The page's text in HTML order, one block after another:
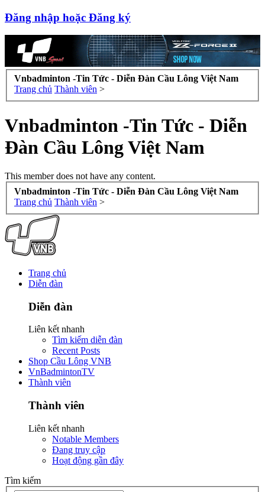
Đăng nhập hoặc Đăng ký
Vnbadminton -Tin Tức - Diễn Đàn Cầu Lông Việt Nam
Trang chủ Thành viên >
Vnbadminton -Tin Tức - Diễn
Đàn Cầu Lông Việt Nam
This member does not have any content.
Vnbadminton -Tin Tức - Diễn Đàn Cầu Lông Việt Nam
Trang chủ Thành viên >
Trang chủ
Diễn đàn
Diễn đàn
Liên kết nhanh
Tìm kiếm diễn đàn
Recent Posts
Shop Cầu Lông VNB
VnBadmintonTV
Thành viên
Thành viên
Liên kết nhanh
Notable Members
Đang truy cập
Hoạt động gần đây
Tìm kiếm